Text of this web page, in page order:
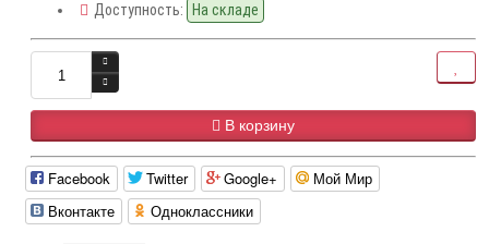
Доступность: На складе
В корзину
Facebook Twitter Google+
Мой Мир
Вконтакте
Одноклассники